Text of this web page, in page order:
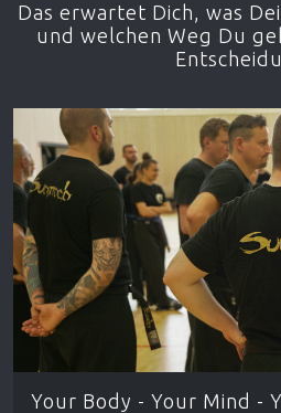
Das erwartet Dich, was
und welchen Weg Du
Your Body - Your Mind -